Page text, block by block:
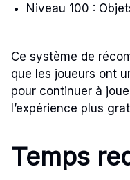
Niveau 100 :
Ce système de
que les joueurs ont
pour continuer à
l’expérience plus
Temps